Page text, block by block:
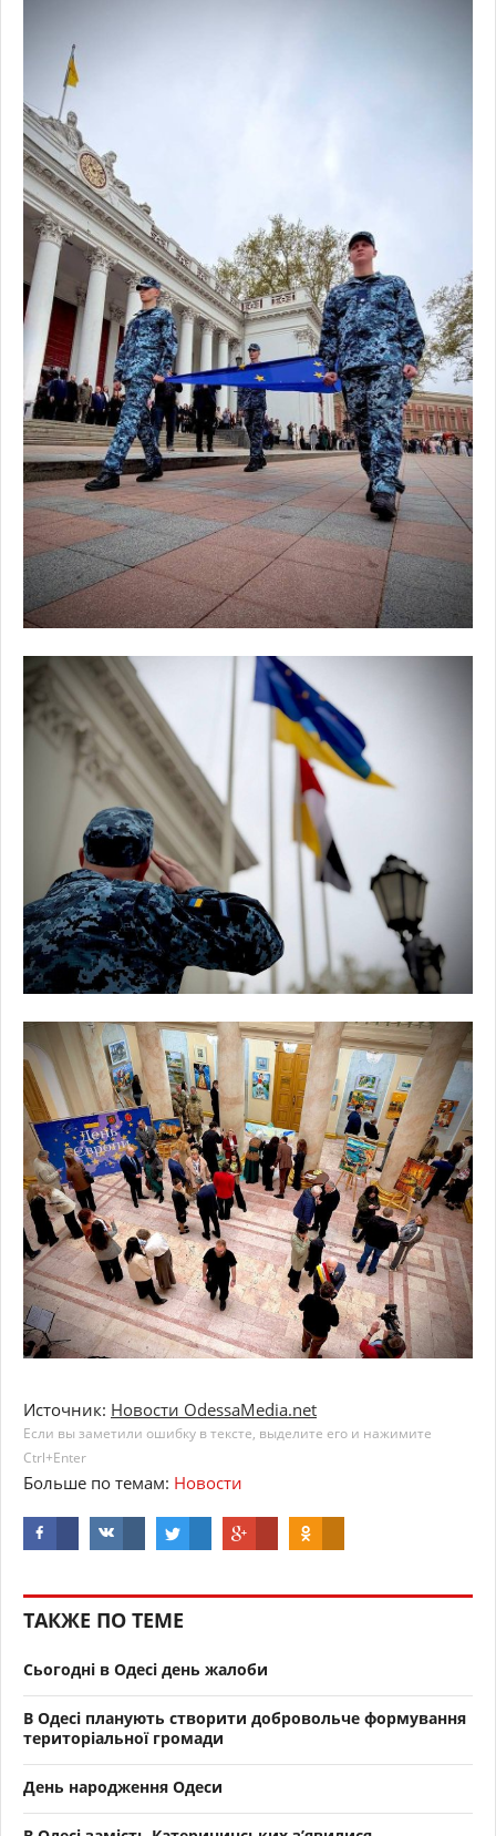
Источник: Новости OdessaMedia.net
Если вы заметили ошибку в тексте, выделите его и нажимите
Ctrl+Enter
Больше по темам: Новости
ТАКЖЕ ПО ТЕМЕ
Сьогодні в Одесі день жалоби
В Одесі планують створити добровольче формування
територіальної громади
День народження Одеси